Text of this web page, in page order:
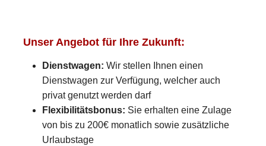
Unser Angebot für Ihre Zukunft:
Dienstwagen: Wir stellen Ihnen einen
Dienstwagen zur Verfügung, welcher auch
privat genutzt werden darf
Flexibilitätsbonus: Sie erhalten eine Zulage
von bis zu 200€ monatlich sowie zusätzliche
Urlaubstage